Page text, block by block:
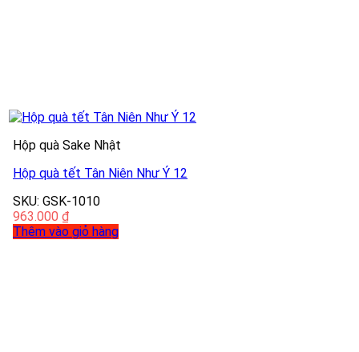
Hộp quà Sake Nhật
Hộp quà tết Tân Niên Như Ý 12
SKU: GSK-1010
963.000 ₫
Thêm vào giỏ hàng